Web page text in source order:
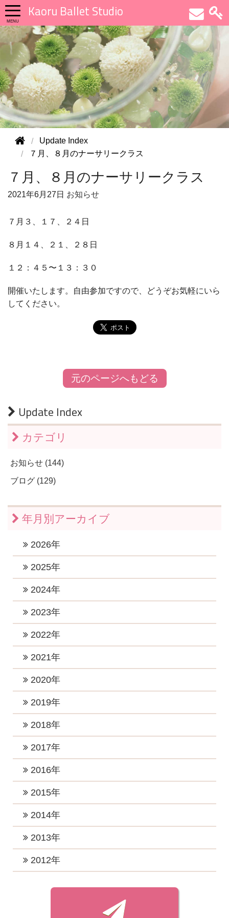
Kaoru Ballet Studio
Update Index
７月、８月のナーサリークラス
７月、８月のナーサリークラス
2021年6月27日 お知らせ
７月３、１７、２４日
８月１４、２１、２８日
１２：４５〜１３：３０
開催いたします。自由参加ですので、どうぞお気軽にいら
してください。
元のページへもどる
Update Index
カテゴリ
お知らせ (144)
ブログ (129)
年月別アーカイブ
2026年
2026年7月 (1)
2026年5月 (1)
2026年4月 (1)
2026年3月 (1)
2026年2月 (1)
2025年
2025年11月 (1)
2025年9月 (1)
2025年8月 (1)
2025年6月 (2)
2025年5月 (1)
2025年2月 (2)
2025年1月 (2)
2024年
2024年12月 (2)
2024年10月 (1)
2024年9月 (2)
2024年8月 (1)
2024年6月 (3)
2024年4月 (2)
2024年3月 (2)
2024年2月 (1)
2023年
2023年12月 (1)
2023年8月 (2)
2023年7月 (2)
2023年5月 (1)
2023年4月 (2)
2023年2月 (2)
2023年1月 (5)
2022年
2022年12月 (1)
2022年10月 (1)
2022年8月 (1)
2022年7月 (4)
2022年6月 (1)
2022年4月 (1)
2022年3月 (1)
2022年2月 (2)
2022年1月 (2)
2021年
2021年11月 (4)
2021年8月 (2)
2021年7月 (1)
2021年6月 (4)
2021年5月 (1)
2021年2月 (2)
2021年1月 (3)
2020年
2020年12月 (2)
2020年10月 (2)
2020年8月 (3)
2020年7月 (2)
2020年5月 (2)
2020年3月 (4)
2020年2月 (1)
2020年1月 (4)
2019年
2019年12月 (2)
2019年10月 (3)
2019年7月 (3)
2019年5月 (1)
2019年4月 (2)
2019年2月 (4)
2019年1月 (3)
2018年
2018年12月 (2)
2018年10月 (1)
2018年8月 (3)
2018年7月 (1)
2018年6月 (2)
2018年4月 (2)
2018年3月 (3)
2017年
2017年12月 (3)
2017年10月 (4)
2017年9月 (4)
2017年8月 (3)
2017年7月 (6)
2017年5月 (6)
2016年
2016年12月 (4)
2016年10月 (4)
2016年9月 (3)
2016年8月 (3)
2015年
2015年12月 (2)
2015年10月 (1)
2015年9月 (1)
2014年
2014年12月 (2)
2014年4月 (1)
2014年3月 (2)
2013年
2013年11月 (1)
2012年